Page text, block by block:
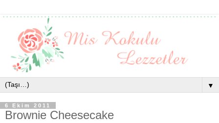
▼
6 Ekim 2011
Brownie Cheesecake